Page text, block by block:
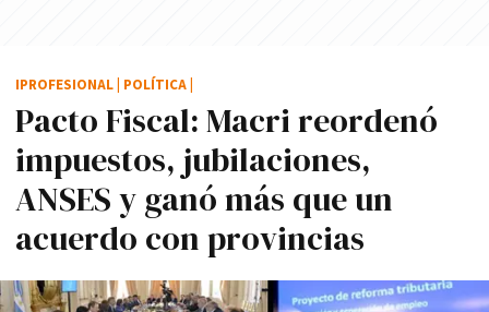
Pacto Fiscal: Macri reordenó
impuestos, jubilaciones,
ANSES y ganó más que un
acuerdo con provincias
IPROFESIONAL POLÍTICA